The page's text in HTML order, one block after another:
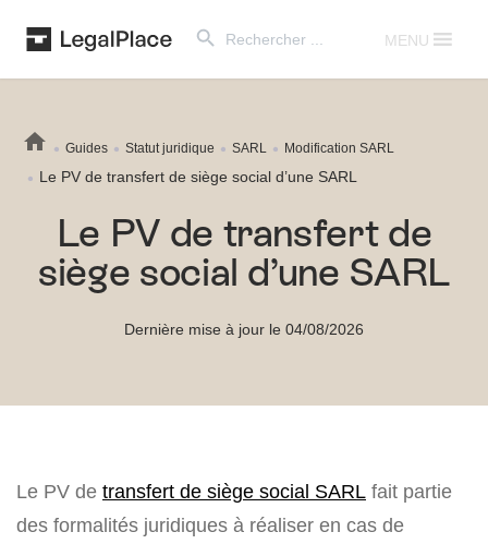
for:
MENU
Guides Statut juridique SARL Modification SARL
Le PV de transfert de siège social d’une SARL
Le PV de transfert de
siège social d’une SARL
Dernière mise à jour le 04/08/2026
Le PV de transfert de siège social SARL fait partie
des formalités juridiques à réaliser en cas de